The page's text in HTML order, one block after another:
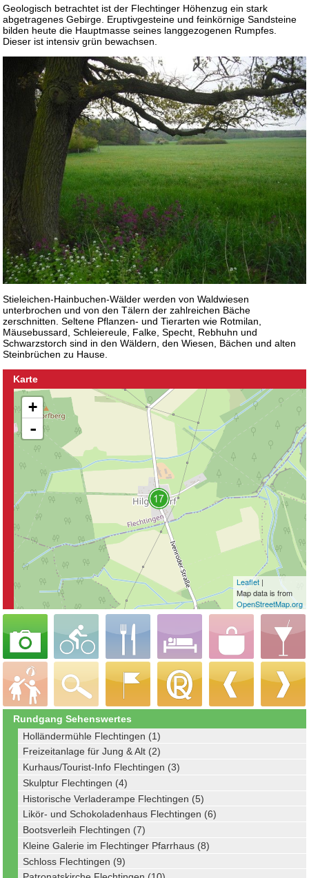
Geologisch betrachtet ist der Flechtinger Höhenzug ein stark
abgetragenes Gebirge. Eruptivgesteine und feinkörnige Sandsteine
bilden heute die Hauptmasse seines langgezogenen Rumpfes.
Dieser ist intensiv grün bewachsen.
Stieleichen-Hainbuchen-Wälder werden von Waldwiesen
unterbrochen und von den Tälern der zahlreichen Bäche
zerschnitten. Seltene Pflanzen- und Tierarten wie Rotmilan,
Mäusebussard, Schleiereule, Falke, Specht, Rebhuhn und
Schwarzstorch sind in den Wäldern, den Wiesen, Bächen und alten
Steinbrüchen zu Hause.
Karte
+
-
Leaflet|
Map data is from
OpenStreetMap.org
Rundgang Sehenswertes
Holländermühle Flechtingen (1)
Freizeitanlage für Jung & Alt (2)
Kurhaus/Tourist-Info Flechtingen (3)
Skulptur Flechtingen (4)
Historische Verladerampe Flechtingen (5)
Likör- und Schokoladenhaus Flechtingen (6)
Bootsverleih Flechtingen (7)
Kleine Galerie im Flechtinger Pfarrhaus (8)
Schloss Flechtingen (9)